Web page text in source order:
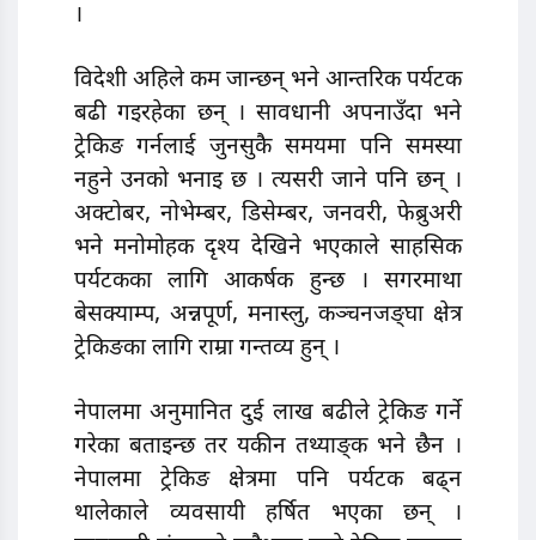
।
विदेशी अहिले कम जान्छन् भने आन्तरिक पर्यटक
बढी गइरहेका छन् । सावधानी अपनाउँदा भने
ट्रेकिङ गर्नलाई जुनसुकै समयमा पनि समस्या
नहुने उनकाे भनाइ छ । त्यसरी जाने पनि छन् ।
अक्टोबर, नोभेम्बर, डिसेम्बर, जनवरी, फेब्रुअरी
भने मनोमोहक दृश्य देखिने भएकाले साहसिक
पर्यटकका लागि आकर्षक हुन्छ । सगरमाथा
बेसक्याम्प, अन्नपूर्ण, मनास्लु, कञ्चनजङ्घा क्षेत्र
ट्रेकिङका लागि राम्रा गन्तव्य हुन् ।
नेपालमा अनुमानित दुई लाख बढीले ट्रेकिङ गर्ने
गरेका बताइन्छ तर यकीन तथ्याङ्क भने छैन ।
नेपालमा ट्रेकिङ क्षेत्रमा पनि पर्यटक बढ्न
थालेकाले व्यवसायी हर्षित भएका छन् ।